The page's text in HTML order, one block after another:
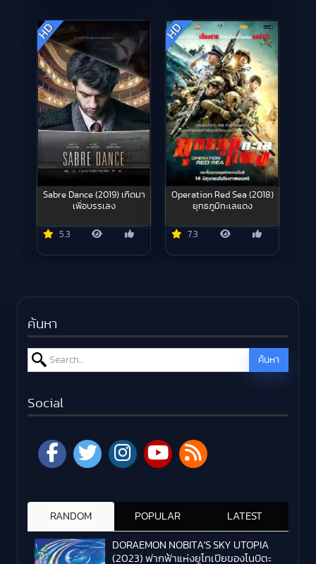
HD
Sabre Dance (2019) เกิดมา
เพื่อบรรเลง
5.3
HD
Operation Red Sea (2018)
ยุทธภูมิทะเลแดง
7.3
ค้นหา
Search for: ค้นหา
Social
RANDOM POPULAR LATEST
DORAEMON NOBITA’S SKY UTOPIA
(2023) ฟากฟ้าแห่งยูโทเปียของโนบิตะ